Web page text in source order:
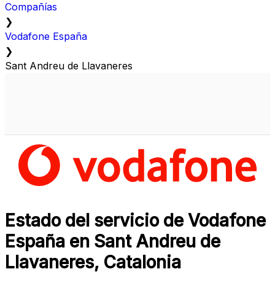
Compañías
❯
Vodafone España
❯
Sant Andreu de Llavaneres
Estado del servicio de Vodafone
España en Sant Andreu de
Llavaneres, Catalonia